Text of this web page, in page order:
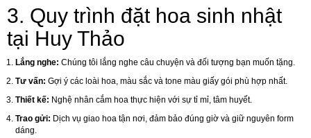
3. Quy trình đặt hoa sinh nhật
tại Huy Thảo
Lắng nghe: Chúng tôi lắng nghe câu chuyện và đối tượng bạn muốn tặng.
Tư vấn: Gợi ý các loài hoa, màu sắc và tone màu giấy gói phù hợp nhất.
Thiết kế: Nghệ nhân cắm hoa thực hiện với sự tỉ mỉ, tâm huyết.
Trao gửi: Dịch vụ giao hoa tận nơi, đảm bảo đúng giờ và giữ nguyên form
dáng.